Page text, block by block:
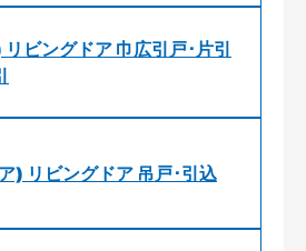
ビングドア 巾広引戸･片引
) リビングドア 吊戸･引込